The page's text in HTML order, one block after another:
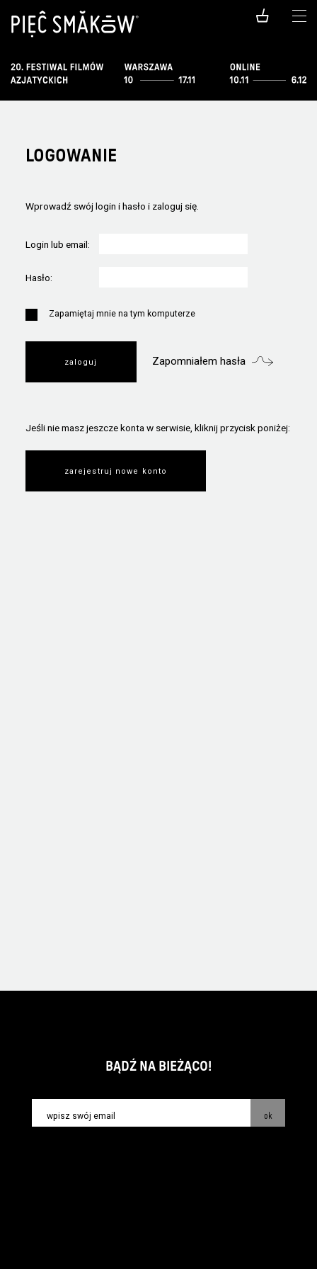
LOGOWANIE
Wprowadź swój login i hasło i zaloguj się.
Login lub email:
Hasło:
Zapamiętaj mnie na tym komputerze
Zapomniałem hasła
Jeśli nie masz jeszcze konta w serwisie, kliknij przycisk poniżej:
zarejestruj nowe konto
BĄDŹ NA BIEŻĄCO!
ok